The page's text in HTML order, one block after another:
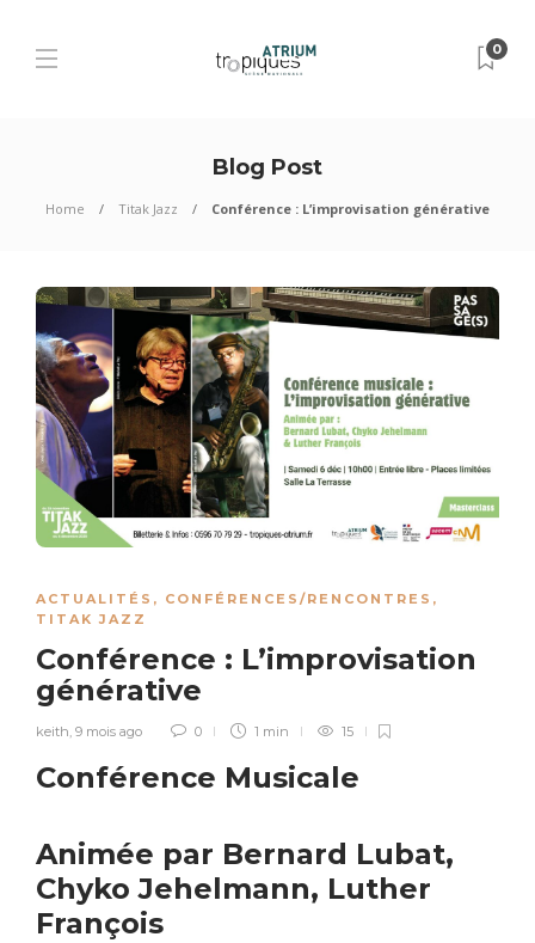
0
Blog Post
Home Titak Jazz Conférence : L’improvisation générative
ACTUALITÉS , CONFÉRENCES/RENCONTRES ,
TITAK JAZZ
Conférence : L’improvisation
générative
keith, 9 mois ago 0 1 min 15
Conférence Musicale
Animée par Bernard Lubat,
Chyko Jehelmann, Luther
François